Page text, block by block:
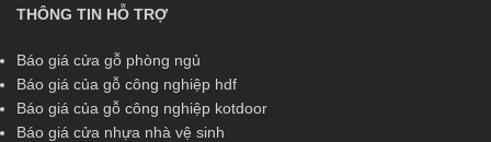
THÔNG TIN HỖ TRỢ
Báo giá cửa gỗ phòng ngủ
Báo giá của gỗ công nghiệp hdf
Báo giá của gỗ công nghiệp kotdoor
Báo giá cửa nhựa nhà vệ sinh